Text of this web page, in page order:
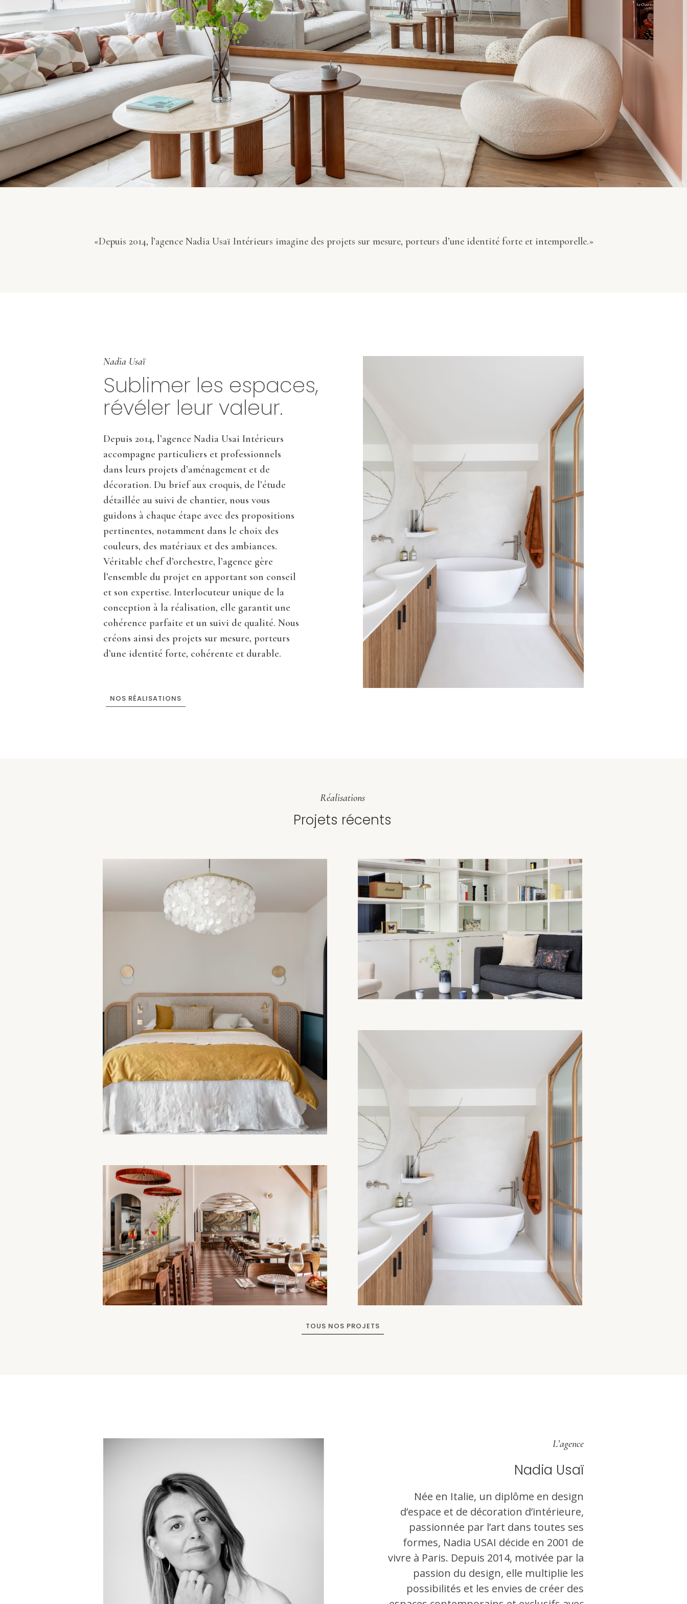
«Depuis 2014, l’agence Nadia Usaï Intérieurs imagine des projets sur mesure, porteurs d’une identité forte et intemporelle.»
Nadia Usaï
Sublimer les espaces,
révéler leur valeur.
Depuis 2014, l’agence Nadia Usai Intérieurs
accompagne particuliers et professionnels
dans leurs projets d’aménagement et de
décoration. Du brief aux croquis, de l’étude
détaillée au suivi de chantier, nous vous
guidons à chaque étape avec des propositions
pertinentes, notamment dans le choix des
couleurs, des matériaux et des ambiances.
Véritable chef d’orchestre, l’agence gère
l’ensemble du projet en apportant son conseil
et son expertise. Interlocuteur unique de la
conception à la réalisation, elle garantit une
cohérence parfaite et un suivi de qualité. Nous
créons ainsi des projets sur mesure, porteurs
d’une identité forte, cohérente et durable.
NOS RÉALISATIONS
Réalisations
Projets récents
TOUS NOS PROJETS
L’agence
Nadia Usaï
Née en Italie, un diplôme en design
d’espace et de décoration d’intérieure,
passionnée par l’art dans toutes ses
formes, Nadia USAI décide en 2001 de
vivre à Paris. Depuis 2014, motivée par la
passion du design, elle multiplie les
possibilités et les envies de créer des